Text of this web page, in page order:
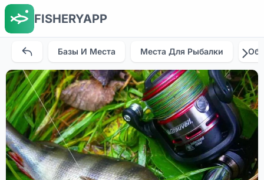
FISHERYAPP
Базы И Места Места Для Рыбалки